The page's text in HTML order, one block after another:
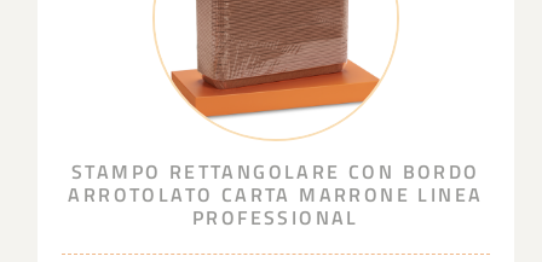
STAMPO RETTANGOLARE CON BORDO
ARROTOLATO CARTA MARRONE LINEA
PROFESSIONAL